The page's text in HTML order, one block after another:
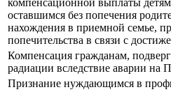
компенсационной выплаты
оставшимся без попечения
нахождения в приемной семье,
попечительства в связи с
Компенсация гражданам,
радиации вследствие аварии
Признание нуждающимся в